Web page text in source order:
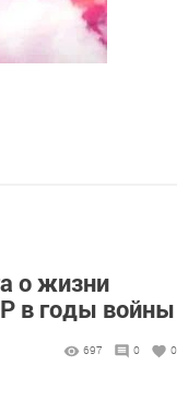
о жизни
в годы войны
697 0 0